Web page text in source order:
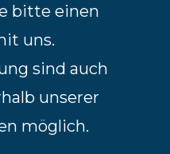
bitte einen
uns.
sind auch
unserer
möglich.